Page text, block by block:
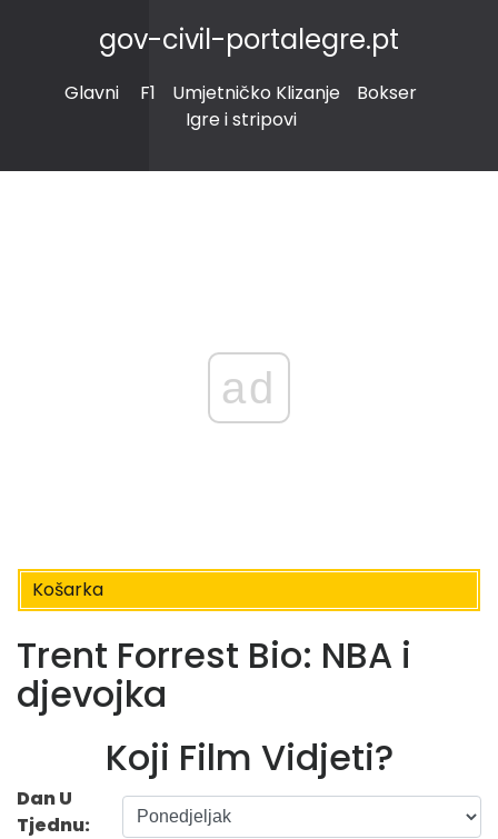
gov-civil-portalegre.pt
Glavni F1 Umjetničko Klizanje
Bokser
Igre i stripovi
ad
Košarka
Trent Forrest Bio: NBA i
djevojka
Koji Film Vidjeti?
Dan U
Tjednu: